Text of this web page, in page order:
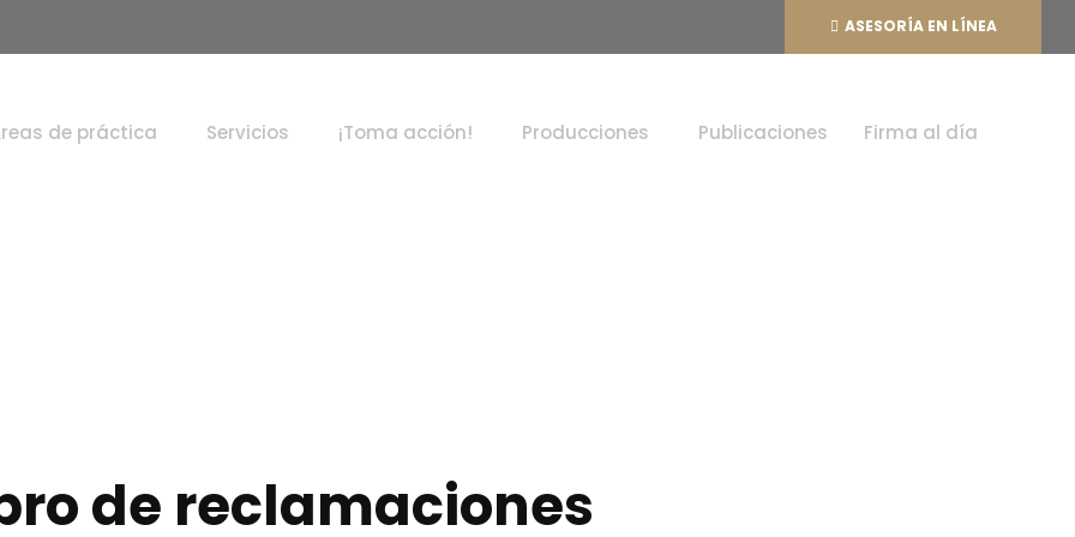
ASESORÍA EN LÍNEA
de práctica Servicios ¡Toma acción! Producciones Publicaciones Firma al día
de reclamaciones